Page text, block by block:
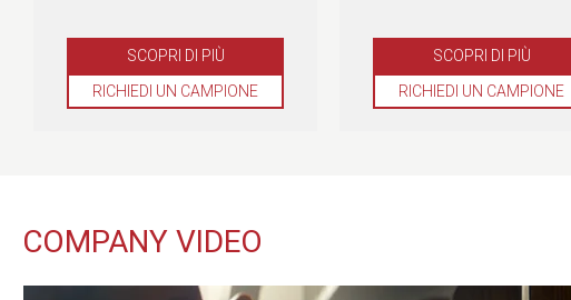
SCOPRI DI PIÙ
RICHIEDI UN CAMPIONE
SCOPRI DI PIÙ
RICHIEDI UN CAMPIONE
COMPANY VIDEO